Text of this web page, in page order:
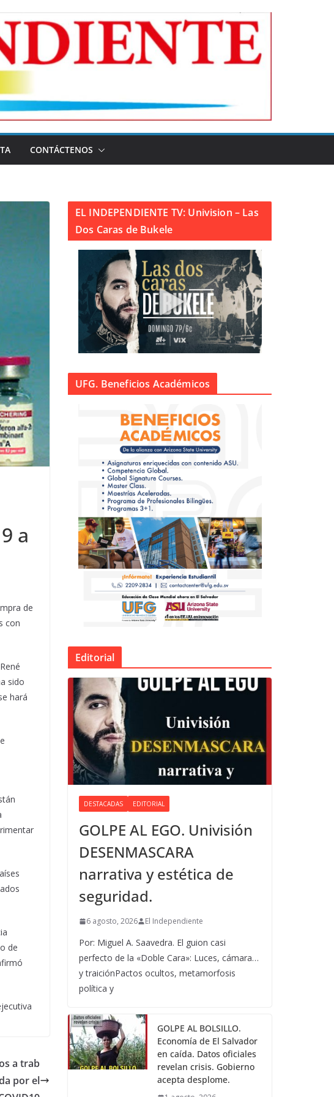
CONTÁCTENOS
a
de
con
sido
hará
de
a trab
por el
EL INDEPENDIENTE TV: Univision – Las
Dos Caras de Bukele
UFG. Beneficios Académicos
Editorial
DESTACADAS EDITORIAL
GOLPE AL EGO. Univisión
DESENMASCARA
narrativa y estética de
seguridad.
6 agosto, 2026 El Independiente
Por: Miguel A. Saavedra. El guion casi
perfecto de la «Doble Cara»: Luces, cámara…
y traiciónPactos ocultos, metamorfosis
política y
GOLPE AL BOLSILLO.
Economía de El Salvador
en caída. Datos oficiales
revelan crisis. Gobierno
acepta desplome.